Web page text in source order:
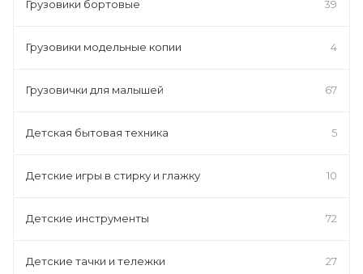
Грузовики бортовые 39
Грузовики модельные копии 4
Грузовички для малышей 67
Детская бытовая техника 5
Детские игры в стирку и глажку 10
Детские инструменты 72
Детские тачки и тележки 27